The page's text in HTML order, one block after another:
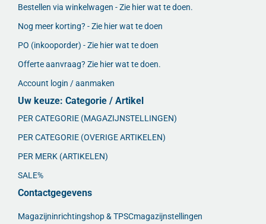
Bestellen via winkelwagen - Zie hier wat te doen.
Nog meer korting? - Zie hier wat te doen
PO (inkooporder) - Zie hier wat te doen
Offerte aanvraag? Zie hier wat te doen.
Account login / aanmaken
Uw keuze: Categorie / Artikel
PER CATEGORIE (MAGAZIJNSTELLINGEN)
PER CATEGORIE (OVERIGE ARTIKELEN)
PER MERK (ARTIKELEN)
SALE%
Contactgegevens
Magazijninrichtingshop & TPSCmagazijnstellingen